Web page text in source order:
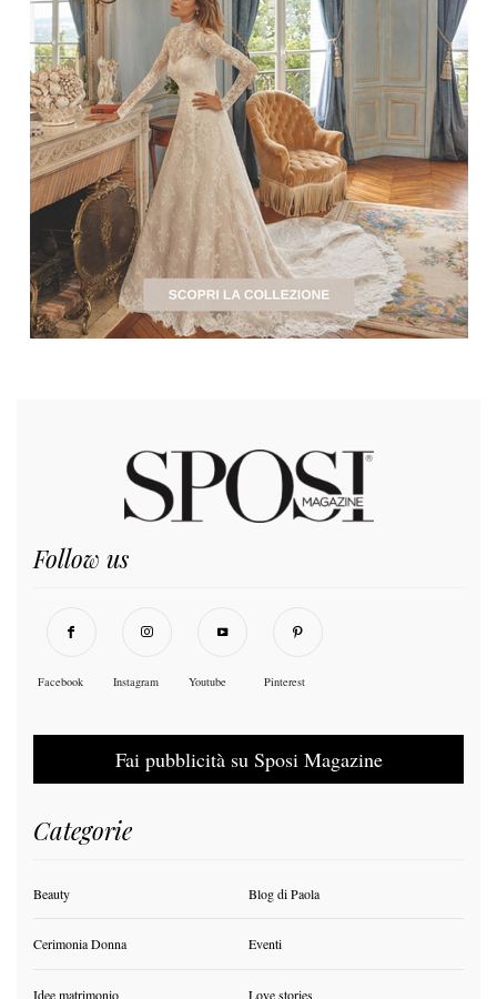
Follow us
Facebook Instagram Youtube Pinterest
Fai pubblicità su Sposi Magazine
Categorie
Beauty Blog di Paola
Cerimonia Donna Eventi
Idee matrimonio Love stories